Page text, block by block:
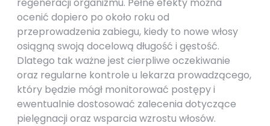
ocenić dopiero po około roku od
przeprowadzenia zabiegu, kiedy to nowe włosy
osiągną swoją docelową długość i gęstość.
Dlatego tak ważne jest cierpliwe oczekiwanie
oraz regularne kontrole u lekarza prowadzącego,
który będzie mógł monitorować postępy i
ewentualnie dostosować zalecenia dotyczące
pielęgnacji oraz wsparcia wzrostu włosów.